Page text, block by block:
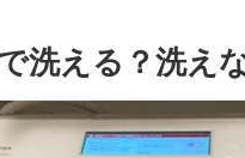
洗える？洗え